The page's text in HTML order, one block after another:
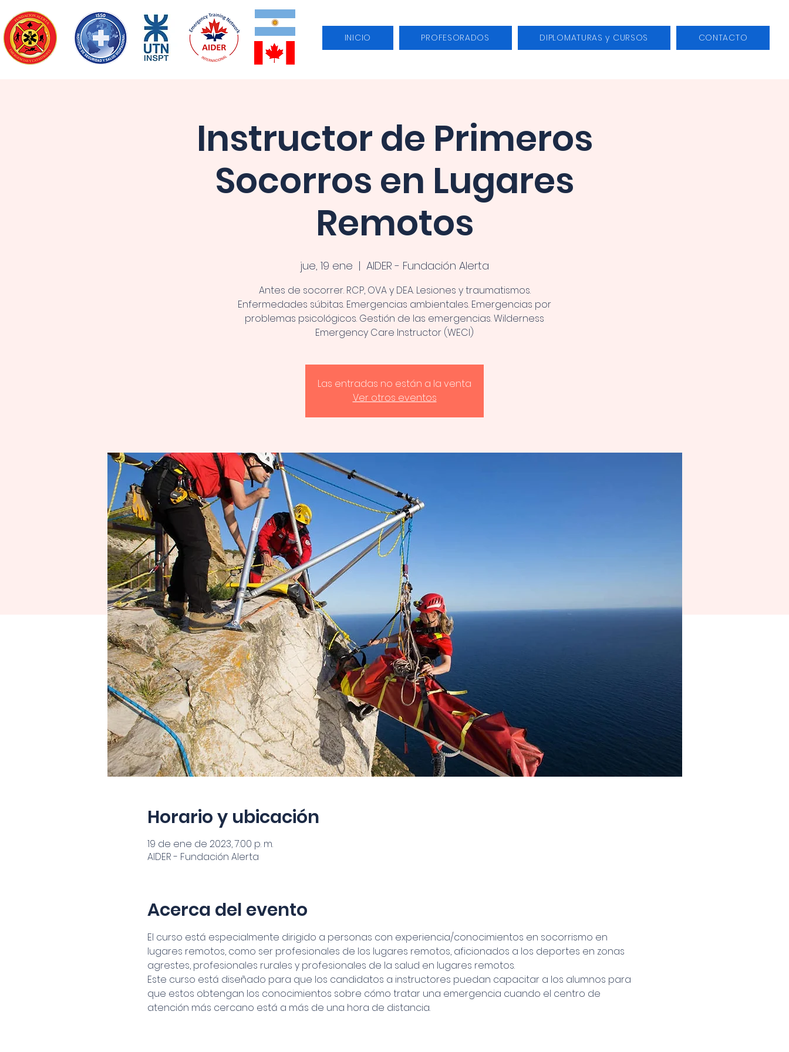
INICIO PROFESORADOS DIPLOMATURAS y CURSOS CONTACTO
Instructor de Primeros
Socorros en Lugares
Remotos
jue, 19 ene
  |
AIDER - Fundación Alerta
Antes de socorrer. RCP, OVA y DEA. Lesiones y traumatismos.
Enfermedades súbitas. Emergencias ambientales. Emergencias por
problemas psicológicos. Gestión de las emergencias. Wilderness
Las entradas no están a la venta
Ver otros eventos
Horario y ubicación
19 de ene de 2023, 7:00 p. m.
AIDER - Fundación Alerta
Acerca del evento
El curso está especialmente dirigido a personas con experiencia/conocimientos en socorrismo en
lugares remotos, como ser profesionales de los lugares remotos, aficionados a los deportes en zonas
agrestes, profesionales rurales y profesionales de la salud en lugares remotos.
Este curso está diseñado para que los candidatos a instructores puedan capacitar a los alumnos para
que estos obtengan los conocimientos sobre cómo tratar una emergencia cuando el centro de
atención más cercano está a más de una hora de distancia.